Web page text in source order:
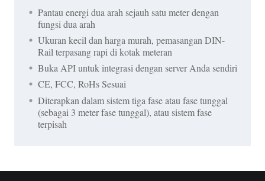
Pantau energi dua arah sejauh satu meter dengan
fungsi dua arah
Ukuran kecil dan harga murah, pemasangan DIN-
Rail terpasang rapi di kotak meteran
Buka API untuk integrasi dengan server Anda sendiri
CE, FCC, RoHs Sesuai
Diterapkan dalam sistem tiga fase atau fase tunggal
(sebagai 3 meter fase tunggal), atau sistem fase
terpisah